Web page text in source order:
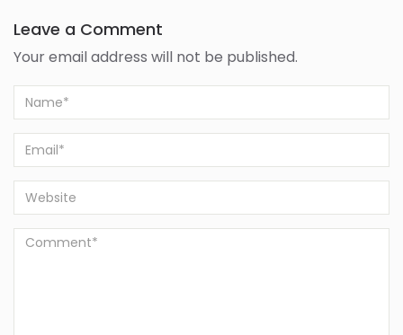
Leave a Comment
Your email address will not be published.